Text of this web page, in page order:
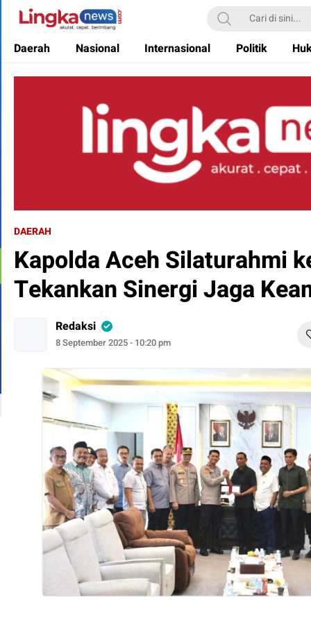
Lingkanews
Akurat. Cepat & Berimbang
Daerah Nasional Internasional Politik
DAERAH
Kapolda Aceh Silaturahmi
Tekankan Sinergi Jaga
Redaksi
8 September 2025 - 10:20 pm